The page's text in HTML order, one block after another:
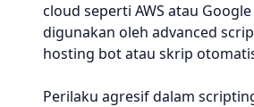
cloud seperti AWS atau
digunakan oleh advanced
hosting bot atau skrip
Perilaku agresif dalam